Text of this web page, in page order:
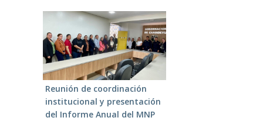
Reunión de coordinación
institucional y presentación
del Informe Anual del MNP